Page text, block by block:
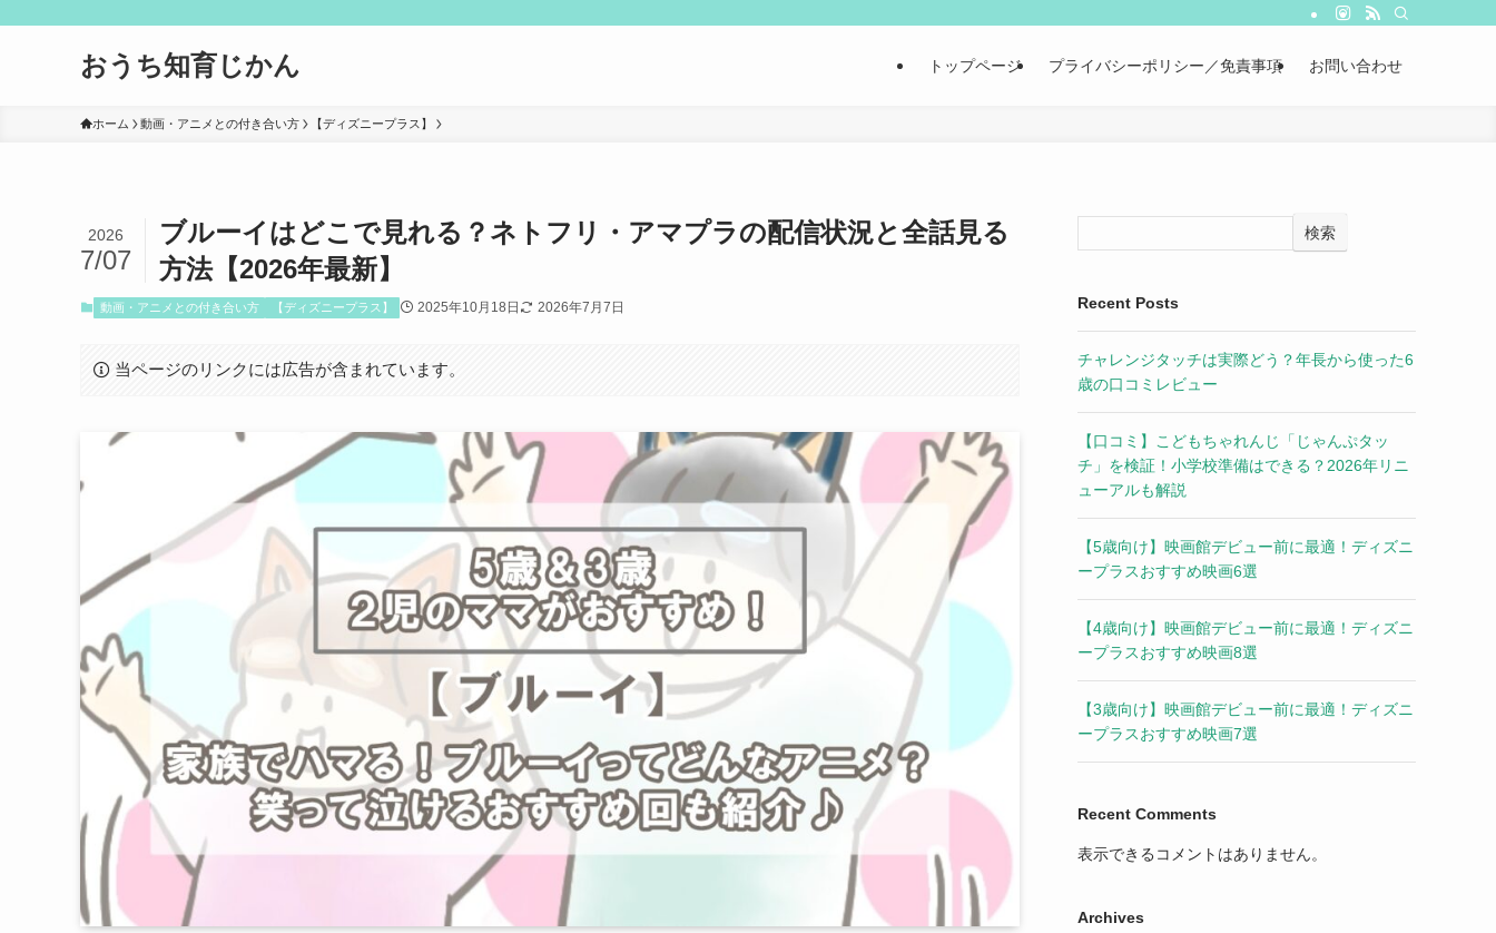
おうち知育じかん トップページ プライバシーポリシー／免責事項 お問い合わせ
ホーム 動画・アニメとの付き合い方 【ディズニープラス】
ブルーイはどこで見れる？ネトフリ・アマプラの配信状況と全話見る
方法【2026年最新】
2026
7/07
動画・アニメとの付き合い方 【ディズニープラス】 2025年10月18日 2026年7月7日
当ページのリンクには広告が含まれています。
検索
Recent Posts
チャレンジタッチは実際どう？年長から使った6
歳の口コミレビュー
【口コミ】こどもちゃれんじ「じゃんぷタッ
チ」を検証！小学校準備はできる？2026年リニ
ューアルも解説
【5歳向け】映画館デビュー前に最適！ディズニ
ープラスおすすめ映画6選
【4歳向け】映画館デビュー前に最適！ディズニ
ープラスおすすめ映画8選
【3歳向け】映画館デビュー前に最適！ディズニ
ープラスおすすめ映画7選
Recent Comments
表示できるコメントはありません。
Archives